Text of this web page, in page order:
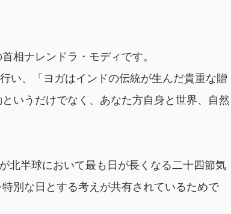
相ナレンドラ・モディです。
い、「ヨガはインドの伝統が生んだ貴重な贈
いうだけでなく、あなた方自身と世界、自然
北半球において最も日が長くなる二十四節気
別な日とする考えが共有されているためで